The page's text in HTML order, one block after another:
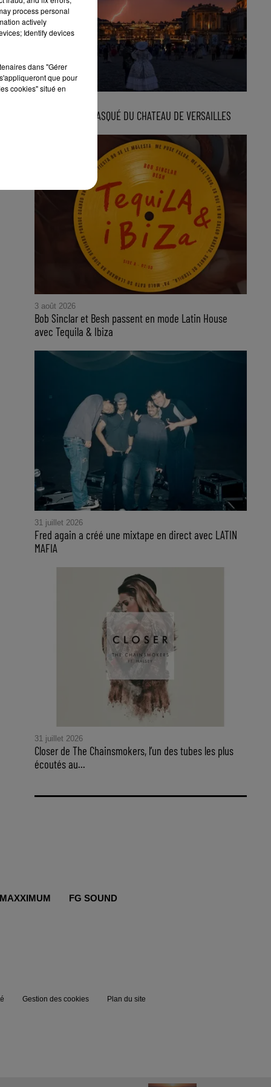
LE GRAND BAL MASQUÉ DU CHATEAU DE VERSAILLES
3 août 2026
Bob Sinclar et Besh passent en mode Latin House
avec Tequila & Ibiza
31 juillet 2026
Fred again a créé une mixtape en direct avec LATIN
MAFIA
31 juillet 2026
Closer de The Chainsmokers, l’un des tubes les plus
écoutés au...
MAXXIMUM FG SOUND
Gestion des cookies Plan du site
process personal
actively
Identify devices
dans "Gérer
que pour
cookies" situé en